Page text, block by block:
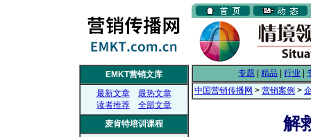
EMKT营销文库
最新文章
最热文章
读者推荐
全部文章
麦肯特培训课程
专题 精品 行业
中国营销传播网 > 营销案例 >
解